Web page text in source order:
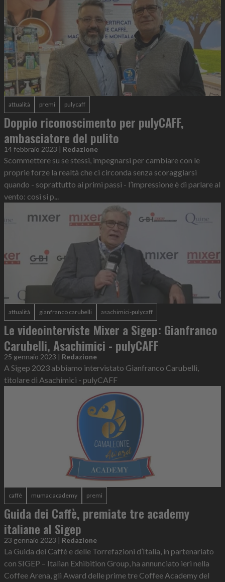
attualità premi pulycaff
Doppio riconoscimento per pulyCAFF,
ambasciatore del pulito
14 febbraio 2023 | Redazione
Scommettere su se stessi, impegnarsi per cambiare con le
proprie forze la realtà che ci circonda senza scoraggiarsi
quando - soprattutto ai primi passi - l’impressione è di parlare al
vento: così si p...
attualità gianfranco carubelli asachimici-pulycaff
Le videointerviste Mixer a Sigep: Gianfranco
Carubelli, Asachimici - pulyCAFF
25 gennaio 2023 | Redazione
A Sigep 2023 abbiamo intervistato Gianfranco Carubelli,
titolare di Asachimici - pulyCAFF
caffè mumac academy premi
Guida dei Caffè, premiate tre academy
italiane al Sigep
23 gennaio 2023 | Redazione
La Guida dei Caffè e delle Torrefazioni d’Italia, in partenariato
con SIGEP – Italian Exhibition Group, ha annunciato ieri nella
Coffee Arena, gli Award delle prime tre Coffee Academy del